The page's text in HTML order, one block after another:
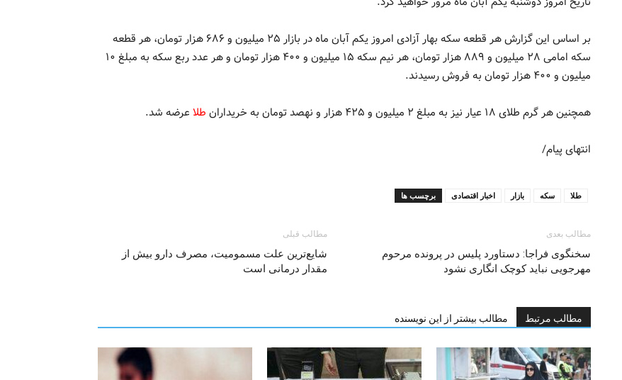
بر اساس این گزارش هر قطعه سکه بهار آزادی امروز یکم آبان ماه در بازار ۲۵ میلیون و ۶۸۶ هزار تومان، هر قطعه
سکه امامی ۲۸ میلیون و ۸۸۹ هزار تومان، هر نیم سکه ۱۵ میلیون و ۴۰۰ هزار تومان و هر عدد ربع سکه به مبلغ ۱۰
میلیون و ۴۰۰ هزار تومان به فروش رسیدند.
همچنین هر گرم طلای ۱۸ عیار نیز به مبلغ ۲ میلیون و ۴۲۵ هزار و نهصد تومان به خریداران طلا عرضه شد.
انتهای پیام/
برچسب ها اخبار اقتصادی بازار سکه طلا
مطالب قبلی
شایع‌ترین علت مسمومیت، مصرف دارو بیش از
مقدار درمانی است
مطالب بعدی
سخنگوی فراجا: دستاورد پلیس در پرونده مرحوم
مهرجویی نباید کوچک انگاری نشود
مطالب مرتبط مطالب بیشتر از این نویسنده